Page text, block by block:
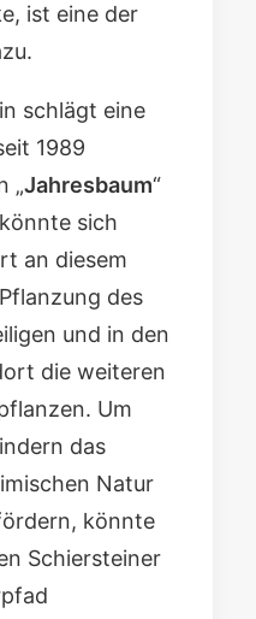
ist eine der
schlägt eine
1989
„Jahresbaum“
sich
an diesem
des
und in den
die weiteren
Um
das
Natur
könnte
Schiersteiner